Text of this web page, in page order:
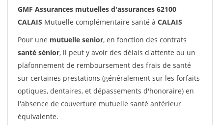
GMF Assurances mutuelles d'assurances 62100
CALAIS Mutuelle complémentaire santé à CALAIS
Pour une mutuelle senior, en fonction des contrats
santé sénior, il peut y avoir des délais d'attente ou un
plafonnement de remboursement des frais de santé
sur certaines prestations (généralement sur les forfaits
optiques, dentaires, et dépassements d'honoraire) en
l'absence de couverture mutuelle santé antérieur
équivalente.